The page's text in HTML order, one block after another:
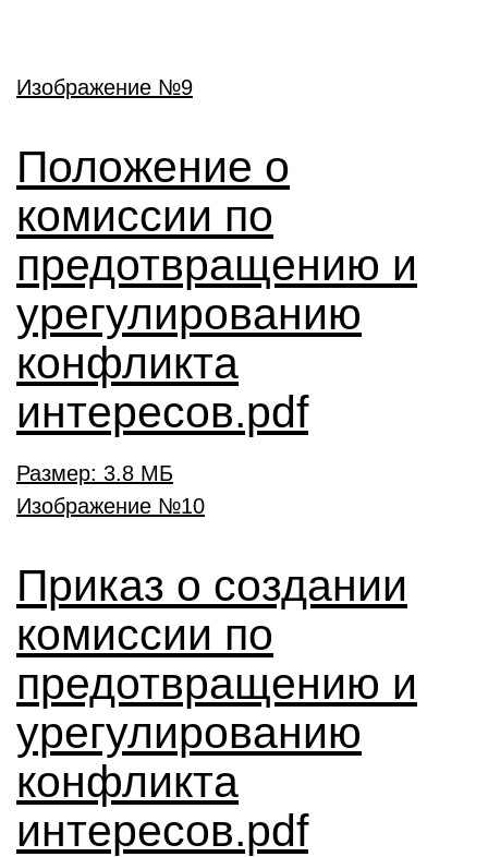
Положение о
комиссии по
предотвращению и
урегулированию
конфликта
интересов.pdf
Размер: 3.8 МБ
Приказ о создании
комиссии по
предотвращению и
урегулированию
конфликта
интересов.pdf